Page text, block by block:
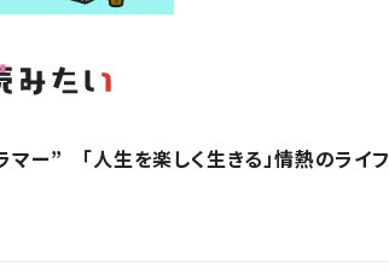
ー” 「人生を楽しく生きる」情熱のライフ